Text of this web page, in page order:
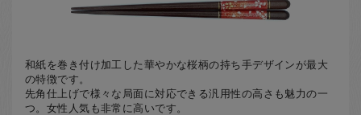
和紙を巻き付け加工した華やかな桜柄の持ち手デザインが最大
の特徴です。
先角仕上げで様々な局面に対応できる汎用性の高さも魅力の一
つ。女性人気も非常に高いです。